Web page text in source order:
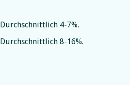
Durchschnittlich 4-7%.
Durchschnittlich 8-16%.